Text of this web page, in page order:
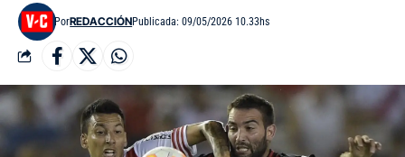
PorREDACCIÓNPublicada: 09/05/2026 10.33hs